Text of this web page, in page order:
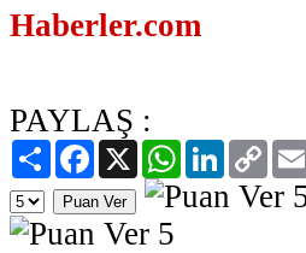
Haberler.com
PAYLAŞ :
PaylaşFacebook
X WhatsAppLinkedIn
Copy
Link